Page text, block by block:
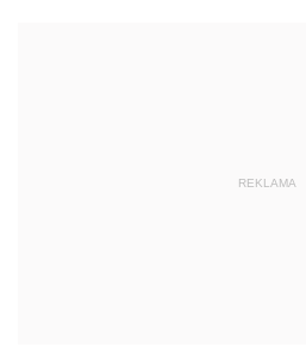
REKLAMA